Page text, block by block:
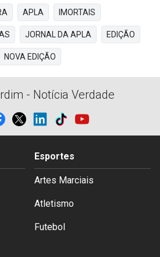
APLA IMORTAIS
JORNAL DA APLA EDIÇÃO
NOVA EDIÇÃO
- Notícia Verdade
Esportes
Artes Marciais
Atletismo
Futebol